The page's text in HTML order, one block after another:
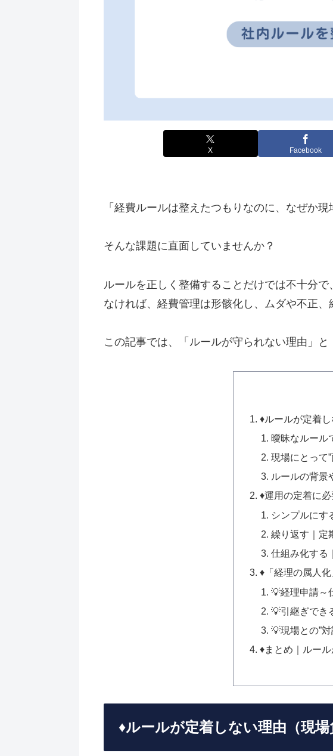
X Facebook
「経費ルールは整えたつもりなのに、なぜか
そんな課題に直面していませんか？
ルールを正しく整備することだけでは不十分で
なければ、経費管理は形骸化し、ムダや不正、
この記事では、「ルールが守られない理由」
♦️ルールが定着
曖昧なルール
現場にとって
ルールの背景
♦️運用の定着に
シンプルにす
繰り返す｜定
仕組み化する
♦️「経理の属人
💡経理申請～
💡引継ぎでき
💡現場との”
♦️まとめ｜ルー
♦️ルールが定着しない理由（現場